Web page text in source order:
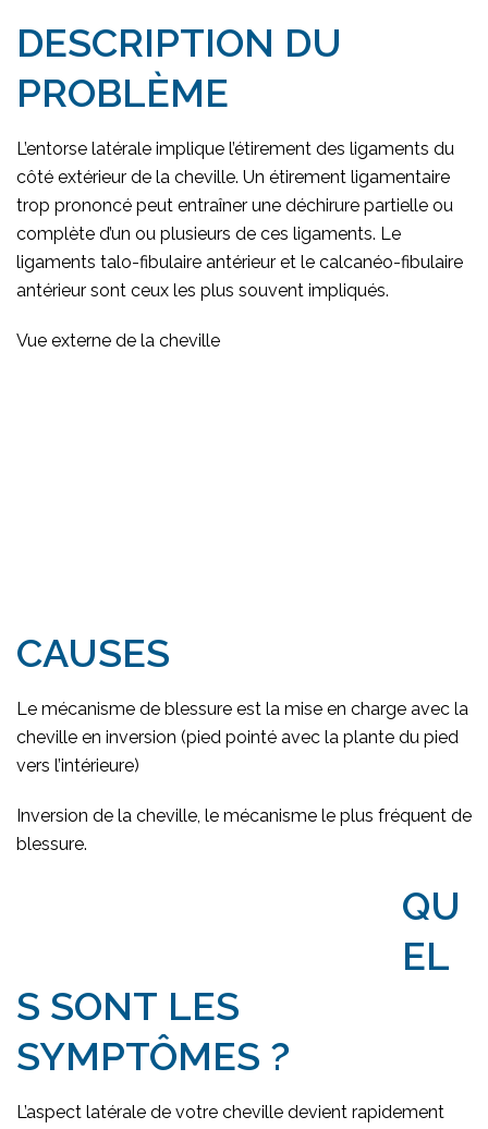
DESCRIPTION DU
PROBLÈME
L’entorse latérale implique l’étirement des ligaments du
côté extérieur de la cheville. Un étirement ligamentaire
trop prononcé peut entraîner une déchirure partielle ou
complète d’un ou plusieurs de ces ligaments. Le
ligaments talo-fibulaire antérieur et le calcanéo-fibulaire
antérieur sont ceux les plus souvent impliqués.
Vue externe de la cheville
CAUSES
Le mécanisme de blessure est la mise en charge avec la
cheville en inversion (pied pointé avec la plante du pied
vers l’intérieure)
Inversion de la cheville, le mécanisme le plus fréquent de
blessure.
QU
EL
S SONT LES
SYMPTÔMES ?
L’aspect latérale de votre cheville devient rapidement